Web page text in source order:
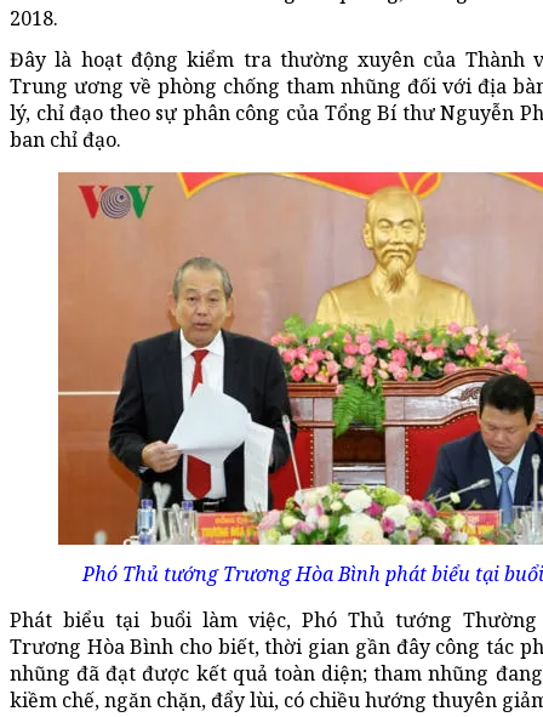
2018.
Đây là hoạt động kiểm tra thường xuyên của Thành
Trung ương về phòng chống tham nhũng đối với địa
lý, chỉ đạo theo sự phân công của Tổng Bí thư Nguyễn
ban chỉ đạo.
Phó Thủ tướng Trương Hòa Bình phát biểu tại
Phát biểu tại buổi làm việc, Phó Thủ tướng
Trương Hòa Bình cho biết, thời gian gần đây công tác
nhũng đã đạt được kết quả toàn diện; tham nhũng
kiềm chế, ngăn chặn, đẩy lùi, có chiều hướng thuyên